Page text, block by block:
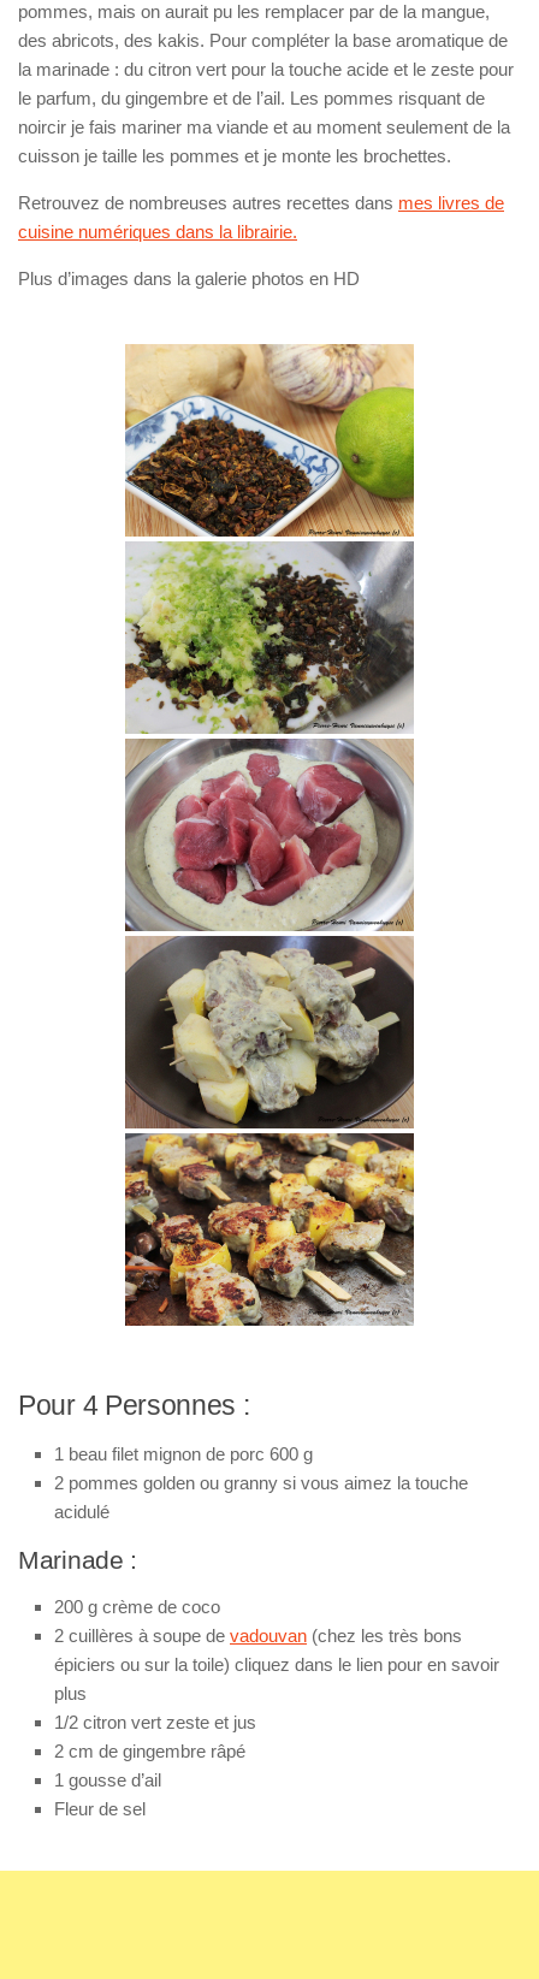
pommes, mais on aurait pu les remplacer par de la mangue,
des abricots, des kakis. Pour compléter la base aromatique de
la marinade : du citron vert pour la touche acide et le zeste pour
le parfum, du gingembre et de l’ail. Les pommes risquant de
noircir je fais mariner ma viande et au moment seulement de la
cuisson je taille les pommes et je monte les brochettes.
Retrouvez de nombreuses autres recettes dans mes livres de
cuisine numériques dans la librairie.
Plus d’images dans la galerie photos en HD
Pour 4 Personnes :
1 beau filet mignon de porc 600 g
2 pommes golden ou granny si vous aimez la touche
acidulé
Marinade :
200 g crème de coco
2 cuillères à soupe de vadouvan (chez les très bons
épiciers ou sur la toile) cliquez dans le lien pour en savoir
plus
1/2 citron vert zeste et jus
2 cm de gingembre râpé
1 gousse d’ail
Fleur de sel